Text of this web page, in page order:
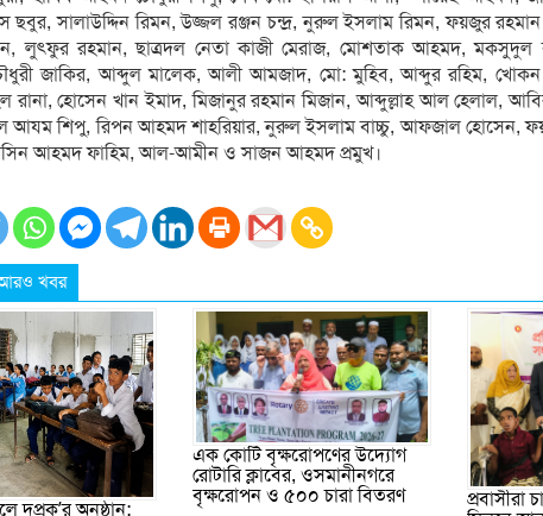
ছবুর, সালাউদ্দিন রিমন, উজ্জল রঞ্জন চন্দ্র, নুরুল ইসলাম রিমন, ফয়জুর
লুৎফুর রহমান, ছাত্রদল নেতা কাজী মেরাজ, মোশতাক আহমদ, মকসুদুল
জাকির, আব্দুল মালেক, আলী আমজাদ, মো: মুহিব, আব্দুর রহিম,
রানা, হোসেন খান ইমাদ, মিজানুর রহমান মিজান, আব্দুল্লাহ আল হেলাল,
আযম শিপু, রিপন আহমদ শাহরিয়ার, নুরুল ইসলাম বাচ্চু, আফজাল হোসেন,
আহমদ ফাহিম, আল-আমীন ও সাজন আহমদ প্রমুখ।
আরও খবর
দুপ্রক’র অনুষ্ঠান:
এক কোটি বৃক্ষরোপণের উদ্যোগ
রোটারি ক্লাবের, ওসমানীনগরে
বৃক্ষরোপন ও ৫০০ চারা বিতরণ
প্রবাসীরা